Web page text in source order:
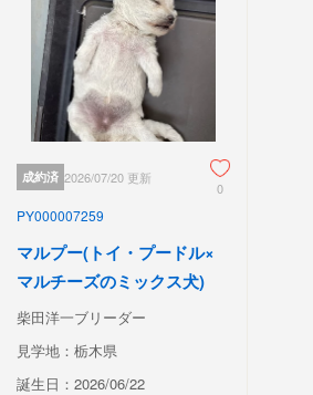
成約済 2026/07/20 更新
0
PY000007259
マルプー(トイ・プードル×
マルチーズのミックス犬)
柴田洋一ブリーダー
見学地：栃木県
誕生日：2026/06/22